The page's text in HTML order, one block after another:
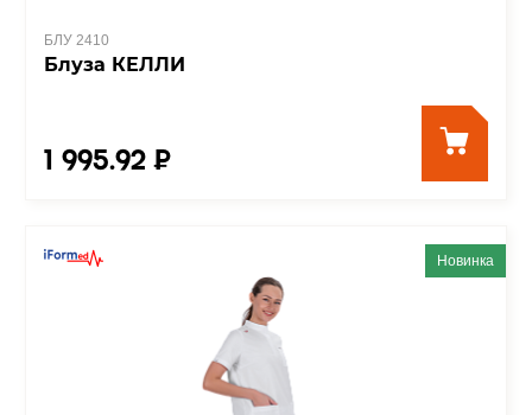
БЛУ 2410
Блуза КЕЛЛИ
1 995.92 ₽
Новинка